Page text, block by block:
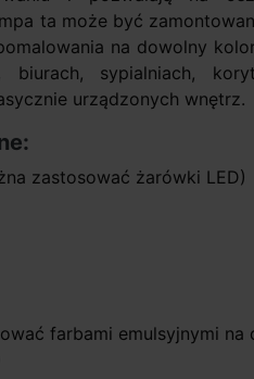
ta może być
na dowolny
biurach, sypialniach,
urządzonych wnętrz.
zastosować żarówki LED)
farbami emulsyjnymi